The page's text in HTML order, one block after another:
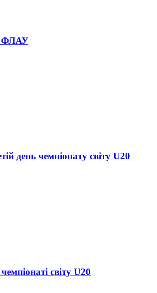
ФЛАУ
день чемпіонату світу U20
світу U20